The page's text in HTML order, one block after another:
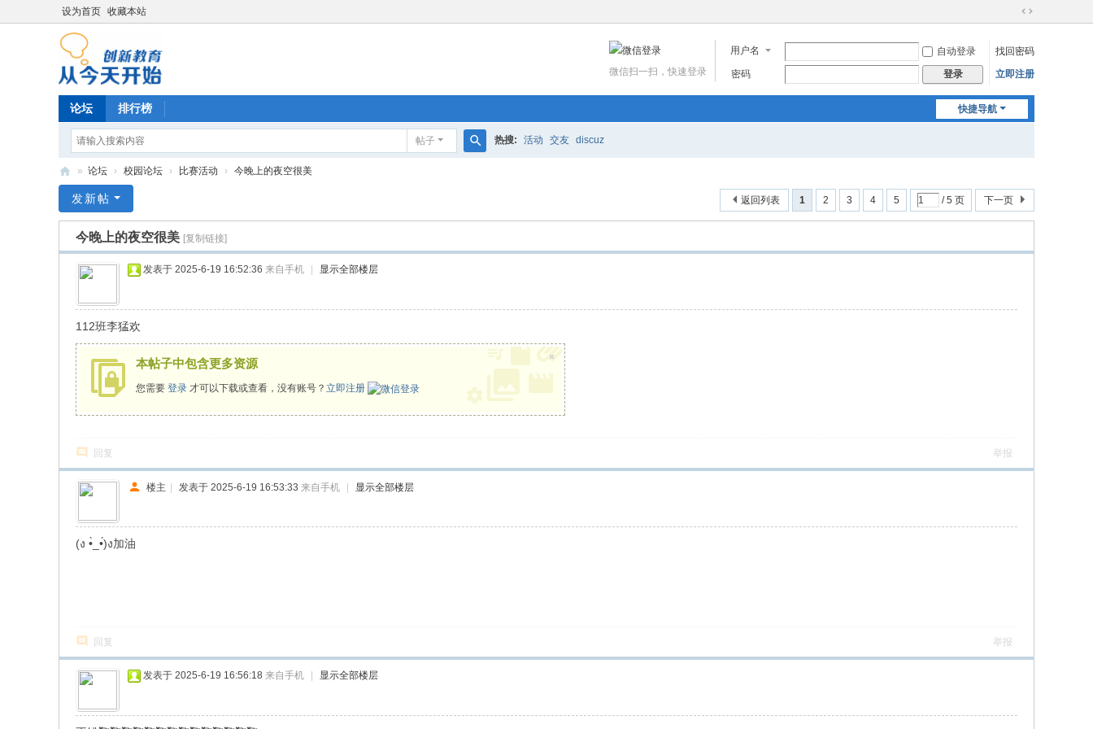
设为首页 收藏本站
切
到
宽
用户名 自动登录
找回密码
密码
登录 立即注册
微信扫一扫，快速登录
快捷导航
论坛 排行榜
帖子 热搜: 活动 交友 discuz
德
» 论坛 › 校园论坛 › 比赛活动 › 今晚上的夜空很美
1 2 3 4 5 / 5 页 下一页
返回列表
发新帖
今晚上的夜空很美 [复制链接]
发表于 2025-6-19 16:52:36 来自手机 显示全部楼层
112班李猛欢
本帖子中包含更多资源
您需要 登录 才可以下载或查看，没有账号？ 立即注册
×
回复 举报
楼主 | 发表于 2025-6-19 16:53:33 来自手机 | 显示全部楼层
(ง •̀_•́)ง加油
回复 举报
发表于 2025-6-19 16:56:18 来自手机 显示全部楼层